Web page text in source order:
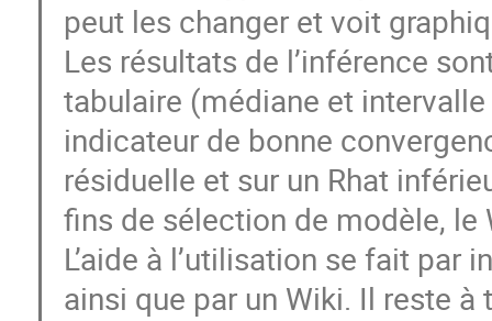
peut les changer et voit
Les résultats de l’inférence
tabulaire (médiane et
indicateur de bonne
résiduelle et sur un Rhat
fins de sélection de modèle, le
L’aide à l’utilisation se fait
ainsi que par un Wiki. Il reste à